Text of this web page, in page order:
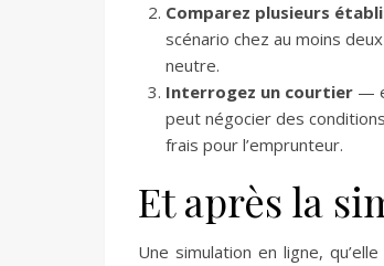
Comparez plusieurs
scénario chez au moins
neutre.
Interrogez un courtier —
peut négocier des
frais pour l’emprunteur.
Et après la
Une simulation en ligne,